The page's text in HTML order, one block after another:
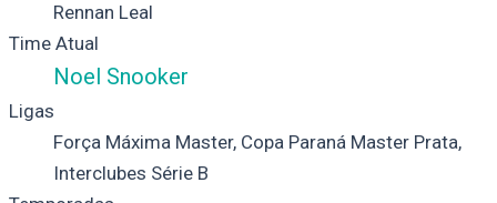
Rennan Leal
Time Atual
Noel Snooker
Ligas
Força Máxima Master, Copa Paraná Master Prata,
Interclubes Série B